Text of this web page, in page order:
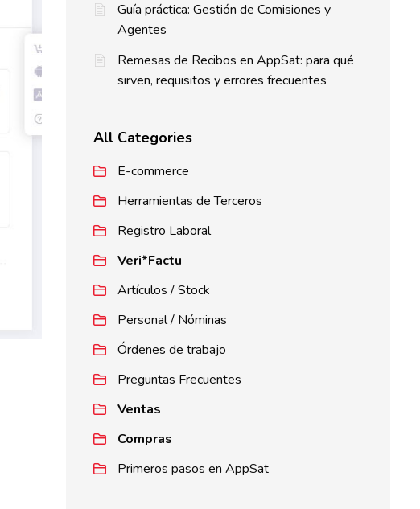
Guía práctica: Gestión de Comisiones y
Agentes
Remesas de Recibos en AppSat: para qué
sirven, requisitos y errores frecuentes
All Categories
E-commerce
Herramientas de Terceros
Registro Laboral
Veri*Factu
Artículos / Stock
Personal / Nóminas
Órdenes de trabajo
Preguntas Frecuentes
Ventas
Compras
Primeros pasos en AppSat